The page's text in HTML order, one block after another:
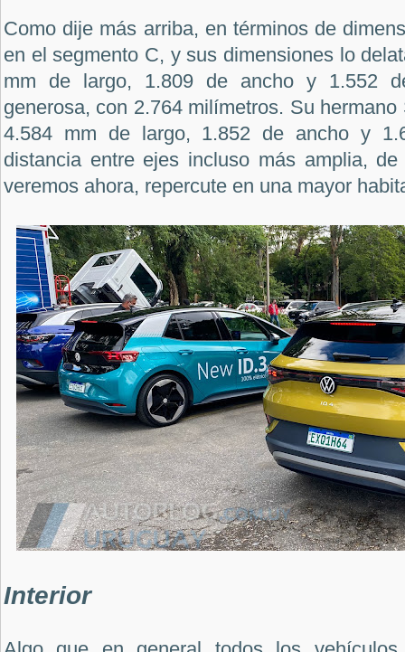
Como dije más arriba, en términos de
en el segmento C, y sus dimensiones lo
mm de largo, 1.809 de ancho y 1.552
generosa, con 2.764 milímetros. Su
4.584 mm de largo, 1.852 de ancho y
distancia entre ejes incluso más amplia,
veremos ahora, repercute en una mayor
Interior